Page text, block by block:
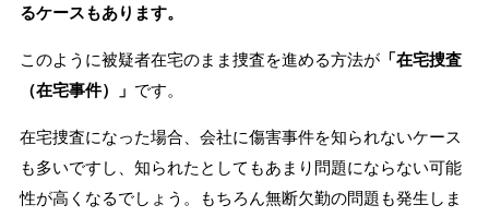
るケースもあります。
このように被疑者在宅のまま捜査を進める方法が「在宅捜査
（在宅事件）」 です。
在宅捜査になった場合、会社に傷害事件を知られないケース
も多いですし、知られたとしてもあまり問題にならない可能
性が高くなるでしょう。もちろん無断欠勤の問題も発生しま